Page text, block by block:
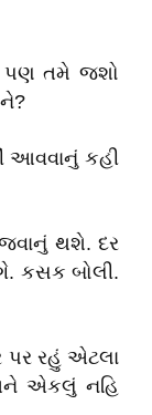
પણ તમે જશો
આવવાનું કહી
જવાનું થશે. દર
કસક બોલી.
પર રહું એટલા
તને એકલું નહિ